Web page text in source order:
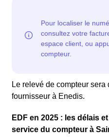
Le relevé de compteur
fournisseur à Enedis.
EDF en 2025 : les délais
service du compteur à